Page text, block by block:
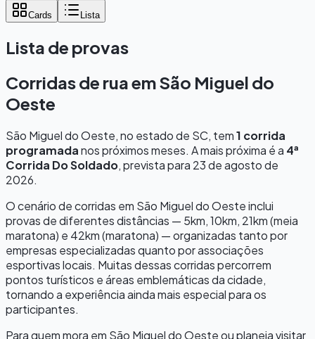
Cards Lista
Lista de provas
Corridas de rua emSão Miguel do
Oeste
São Miguel do Oeste, no estado de SC, tem1 corrida
programadanos próximos meses. A mais próxima é a 4ª
Corrida Do Soldado, prevista para 23 de agosto de
2026.
O cenário de corridas em São Miguel do Oesteinclui
provas de diferentes distâncias — 5km, 10km, 21km (meia
maratona) e 42km (maratona) — organizadas tanto por
empresas especializadas quanto por associações
esportivas locais. Muitas dessas corridas percorrem
pontos turísticos e áreas emblemáticas da cidade,
tornando a experiência ainda mais especial para os
participantes.
Para quem mora em São Miguel do Oesteou planeja visitar